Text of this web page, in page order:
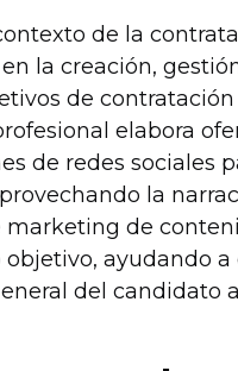
de la
la creación,
de
elabora
de redes sociales
la
de
ayudando
del candidato